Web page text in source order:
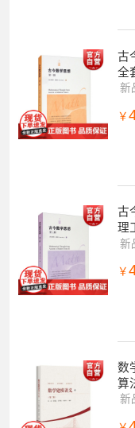
古
全
科
新
￥
古
理
普
新
￥
数
算
新